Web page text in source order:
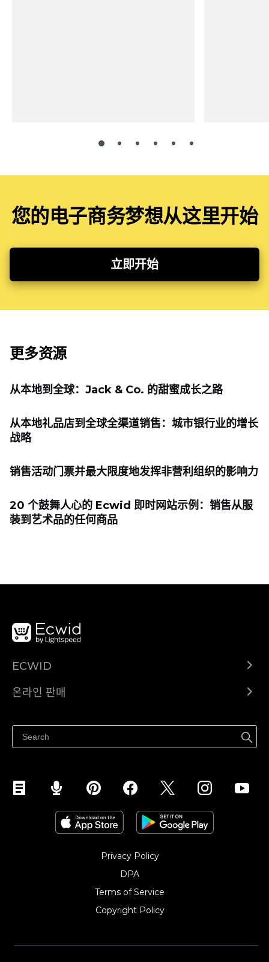
您的电子商务梦想从这里开始
立即开始
更多资源
从本地到全球：Jack & Co. 的甜蜜成长之路
从本地礼品店到全球全渠道销售：城市银行业的增长
战略
销售活动门票并最大限度地发挥非营利组织的影响力
20 个鼓舞人心的 Ecwid 即时网站示例：销售从服
装到艺术品的任何商品
ECWID
도움말 센터
온라인 판매
페이스북에서 판매하기
인스타그램에서 판매하기
Privacy Policy
DPA
Terms of Service
Copyright Policy‎